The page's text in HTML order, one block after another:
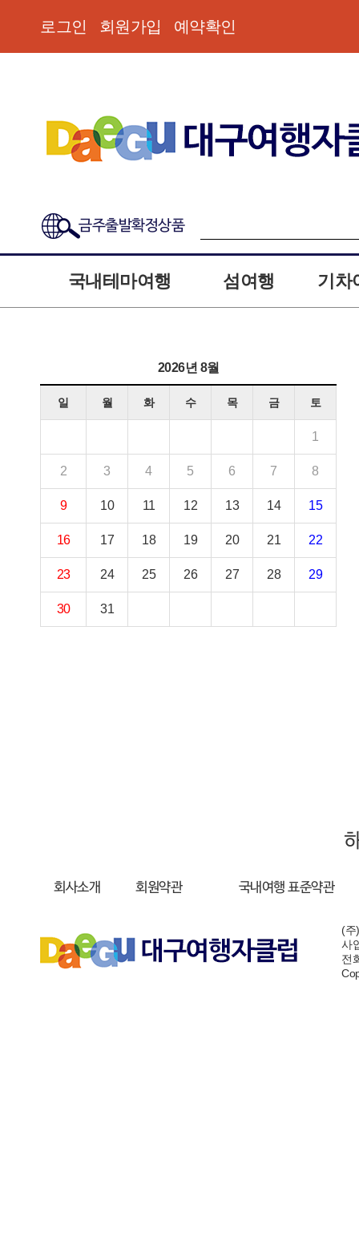
로그인 회원가입 예약확인
금주출발확정상품
국내테마여행 섬여행 기차
2026년 8월
일 월 화 수 목 금 토
1
2 3 4 5 6 7 8
9 10 11 12 13 14 15
16 17 18 19 20 21 22
23 24 25 26 27 28 29
30 31
회사소개 회원약관 국내여행 표준약관
(주
사
전